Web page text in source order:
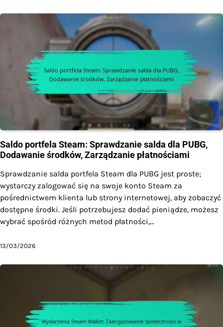
Saldo portfela Steam: Sprawdzanie salda dla PUBG,
Dodawanie środków, Zarządzanie płatnościami
Sprawdzanie salda portfela Steam dla PUBG jest proste;
wystarczy zalogować się na swoje konto Steam za
pośrednictwem klienta lub strony internetowej, aby zobaczyć
dostępne środki. Jeśli potrzebujesz dodać pieniądze, możesz
wybrać spośród różnych metod płatności,…
13/03/2026